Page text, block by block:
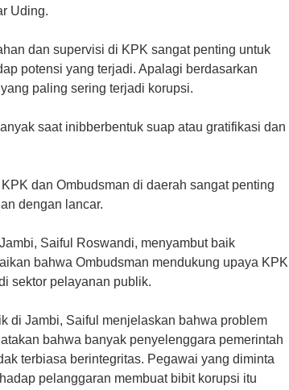
Uding.
dan supervisi di KPK sangat penting untuk
potensi yang terjadi. Apalagi berdasarkan
paling sering terjadi korupsi.
saat inibberbentuk suap atau gratifikasi dan
dan Ombudsman di daerah sangat penting
dengan lancar.
Saiful Roswandi, menyambut baik
bahwa Ombudsman mendukung upaya KPK
sektor pelayanan publik.
di Jambi, Saiful menjelaskan bahwa problem
bahwa banyak penyelenggara pemerintah
terbiasa berintegritas. Pegawai yang diminta
pelanggaran membuat bibit korupsi itu